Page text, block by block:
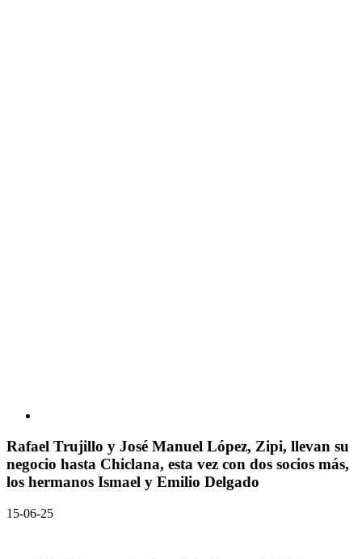
Rafael Trujillo y José Manuel López, Zipi, llevan su
negocio hasta Chiclana, esta vez con dos socios más,
los hermanos Ismael y Emilio Delgado
15-06-25